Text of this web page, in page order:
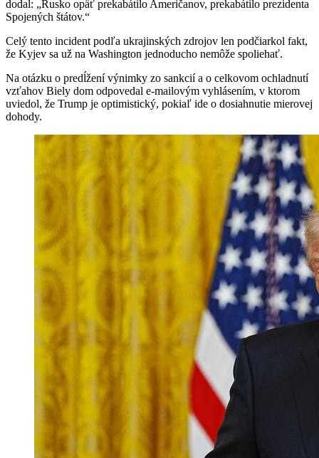
dodal: „Rusko opäť prekabátilo Američanov, prekabátilo prezidenta
Spojených štátov.“
Celý tento incident podľa ukrajinských zdrojov len podčiarkol fakt,
že Kyjev sa už na Washington jednoducho nemôže spoliehať.
Na otázku o predĺžení výnimky zo sankcií a o celkovom ochladnutí
vzťahov Biely dom odpovedal e-mailovým vyhlásením, v ktorom
uviedol, že Trump je optimistický, pokiaľ ide o dosiahnutie mierovej
dohody.